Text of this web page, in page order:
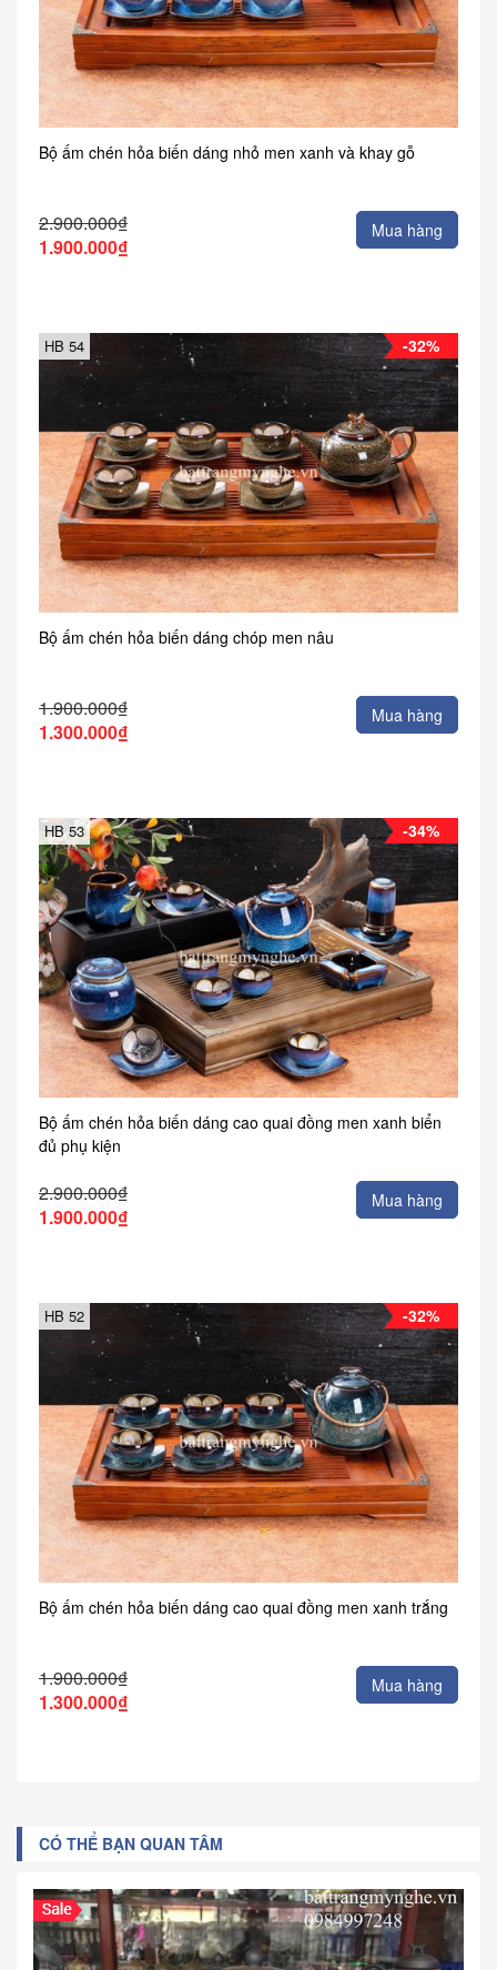
Bộ ấm chén hỏa biến dáng nhỏ men xanh và khay gỗ
2.900.000₫
1.900.000₫
Mua hàng
-32%
HB 54
Bộ ấm chén hỏa biến dáng chóp men nâu
1.900.000₫
1.300.000₫
Mua hàng
-34%
HB 53
Bộ ấm chén hỏa biến dáng cao quai đồng men xanh biển
đủ phụ kiện
2.900.000₫
1.900.000₫
Mua hàng
-32%
HB 52
Bộ ấm chén hỏa biến dáng cao quai đồng men xanh trắng
1.900.000₫
1.300.000₫
Mua hàng
CÓ THỂ BẠN QUAN TÂM